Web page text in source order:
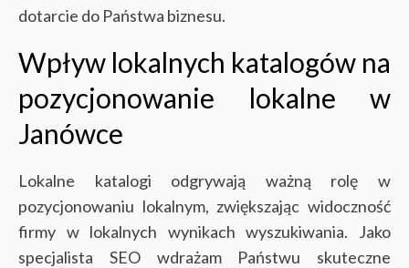
dotarcie do Państwa biznesu.
Wpływ lokalnych katalogów na
pozycjonowanie lokalne w
Janówce
Lokalne katalogi odgrywają ważną rolę w
pozycjonowaniu lokalnym, zwiększając widoczność
firmy w lokalnych wynikach wyszukiwania. Jako
specjalista SEO wdrażam Państwu skuteczne